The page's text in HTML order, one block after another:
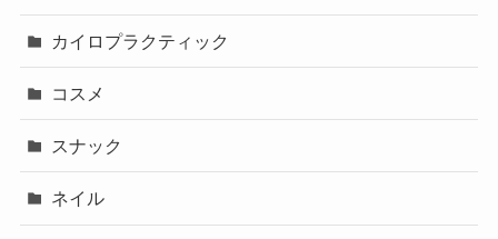
カイロプラクティック
コスメ
スナック
ネイル